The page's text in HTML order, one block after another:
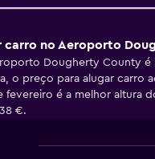
carro no Aeroporto
Dougherty County
o preço para alugar carro
fevereiro é a melhor altura
€.